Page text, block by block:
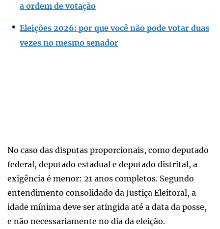
a ordem de votação
Eleições 2026: por que você não pode votar duas
vezes no mesmo senador
No caso das disputas proporcionais, como deputado
federal, deputado estadual e deputado distrital, a
exigência é menor: 21 anos completos. Segundo
entendimento consolidado da Justiça Eleitoral, a
idade mínima deve ser atingida até a data da posse,
e não necessariamente no dia da eleição.